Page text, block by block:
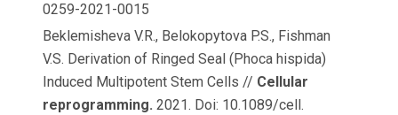
0259-2021-0015
Beklemisheva V.R., Belokopytova P.S., Fishman
V.S. Derivation of Ringed Seal (Phoca hispida)
Induced Multipotent Stem Cells // Cellular
reprogramming. 2021. Doi: 10.1089/cell.